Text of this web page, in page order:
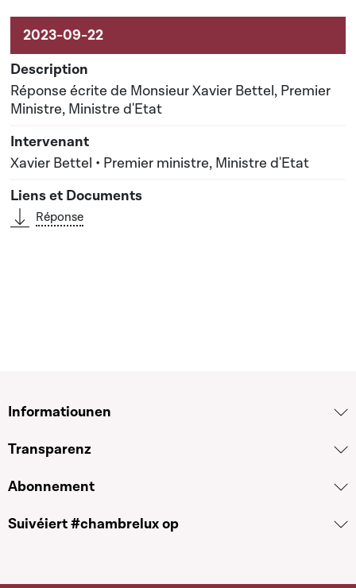
Réponse écrite de Monsieur Xavier Bettel, Premier
Ministre, Ministre d'Etat
Xavier Bettel • Premier ministre, Ministre d'Etat
Réponse
Informatiounen
Transparenz
Abonnement
Suivéiert #chambrelux op